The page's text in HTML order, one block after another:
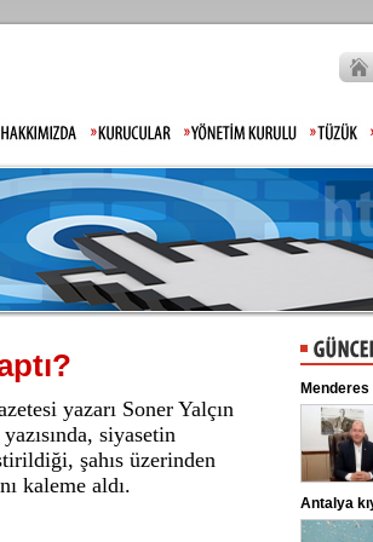
yazarı Soner Yalçın
siyasetin
şahıs üzerinden
kaleme aldı.
korkmadınız!Gülistan Doku’nun kaybolmasıyla ilgili
soruşturmada gözaltına alınan 2 kişi
adliyeye sevk edildi. ...
Antalya